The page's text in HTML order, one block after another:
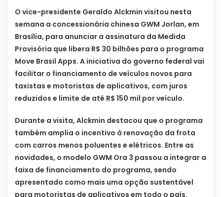
O vice-presidente Geraldo Alckmin visitou nesta
semana a concessionária chinesa GWM Jorlan, em
Brasília, para anunciar a assinatura da Medida
Provisória que libera R$ 30 bilhões para o programa
Move Brasil Apps. A iniciativa do governo federal vai
facilitar o financiamento de veículos novos para
taxistas e motoristas de aplicativos, com juros
reduzidos e limite de até R$ 150 mil por veículo.
Durante a visita, Alckmin destacou que o programa
também amplia o incentivo à renovação da frota
com carros menos poluentes e elétricos. Entre as
novidades, o modelo GWM Ora 3 passou a integrar a
faixa de financiamento do programa, sendo
apresentado como mais uma opção sustentável
para motoristas de aplicativos em todo o país.